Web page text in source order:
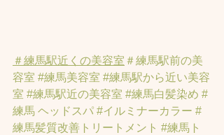
＃練馬駅近くの美容室 ＃練馬駅前の美
容室 #練馬美容室 #練馬駅から近い美容
室 #練馬駅近の美容室 #練馬白髪染め #
練馬 ヘッドスパ #イルミナーカラー #
練馬髪質改善トリートメント #練馬ト